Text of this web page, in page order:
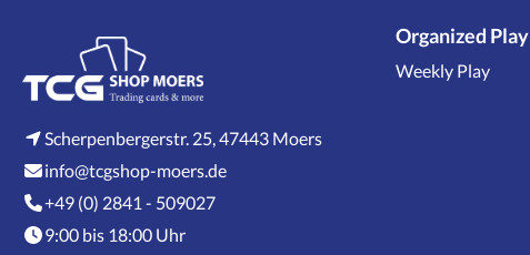
Scherpenbergerstr. 25, 47443 Moers
info@tcgshop-moers.de
+49 (0) 2841 - 509027
9:00 bis 18:00 Uhr
Organized Play
Weekly Play